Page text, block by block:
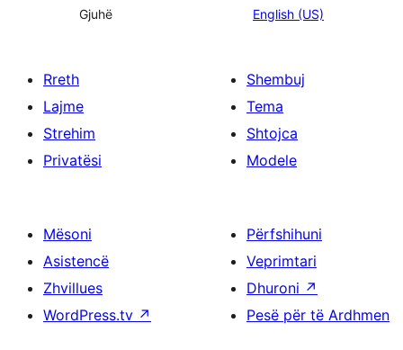
Gjuhë English (US)
Rreth
Lajme
Strehim
Privatësi
Shembuj
Tema
Shtojca
Modele
Mësoni
Asistencë
Zhvillues
WordPress.tv ↗
Përfshihuni
Veprimtari
Dhuroni ↗
Pesë për të Ardhmen